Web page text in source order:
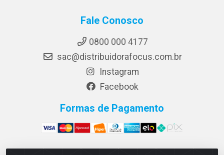
Fale Conosco
0800 000 4177
sac@distribuidorafocus.com.br
Instagram
Facebook
Formas de Pagamento